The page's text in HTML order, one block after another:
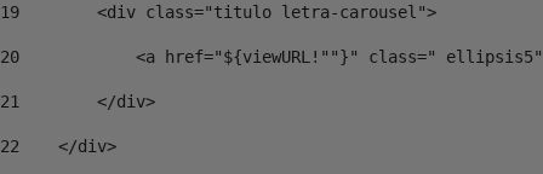
19
        <div class="titulo letra-carousel">
20
<a href="${viewURL!""}" class="
21
        </div>
22
    </div>